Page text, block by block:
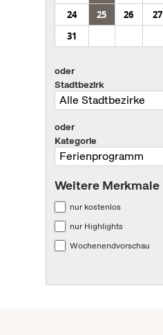
24
25 26 27
31
oder
Stadtbezirk
oder
Kategorie
Weitere Merkmale
nur kostenlos
nur Highlights
Wochenendvorschau